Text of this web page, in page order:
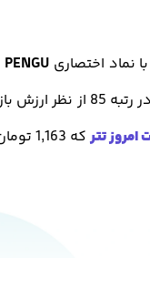
با نماد اختصاری PENGU
امروز تتر که 1,163 تومان میباشد، محاسبه شده است.